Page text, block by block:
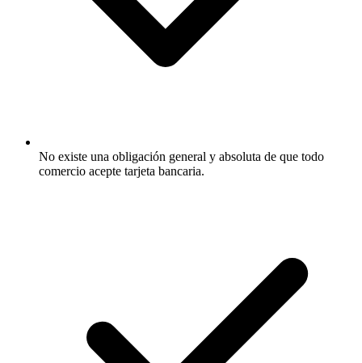
No existe una obligación general y absoluta de que todo
comercio acepte tarjeta bancaria.